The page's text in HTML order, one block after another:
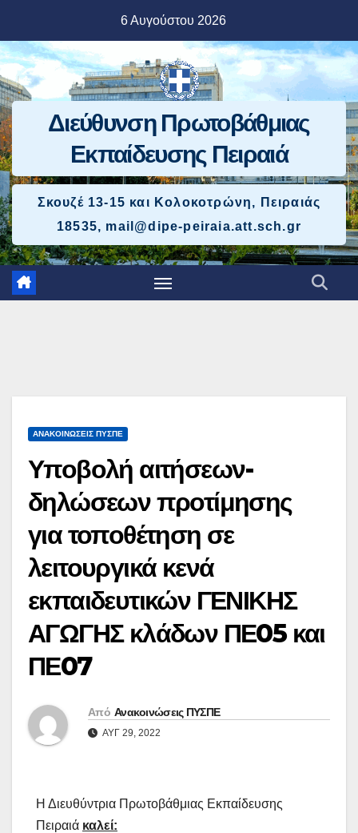
περιεχόμενο
6 Αυγούστου 2026
Διεύθυνση Πρωτοβάθμιας
Εκπαίδευσης Πειραιά
Σκουζέ 13-15 και Κολοκοτρώνη, Πειραιάς
18535, mail@dipe-peiraia.att.sch.gr
ΑΝΑΚΟΙΝΏΣΕΙΣ ΠΥΣΠΕ
Υποβολή αιτήσεων-
δηλώσεων προτίμησης
για τοποθέτηση σε
λειτουργικά κενά
εκπαιδευτικών ΓΕΝΙΚΗΣ
ΑΓΩΓΗΣ κλάδων ΠΕ05 και
ΠΕ07
Από Ανακοινώσεις ΠΥΣΠΕ
ΑΥΓ 29, 2022
Η Διευθύντρια Πρωτοβάθμιας Εκπαίδευσης
Πειραιά καλεί: